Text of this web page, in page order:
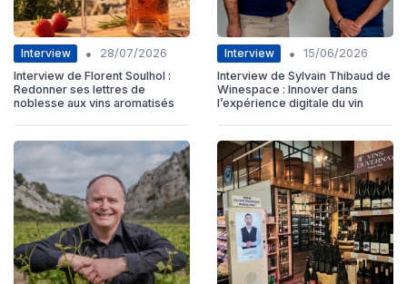
Interview •
28/07/2026
Interview de Florent Soulhol :
Redonner ses lettres de
noblesse aux vins aromatisés
Interview •
15/06/2026
Interview de Sylvain Thibaud de
Winespace : Innover dans
l’expérience digitale du vin